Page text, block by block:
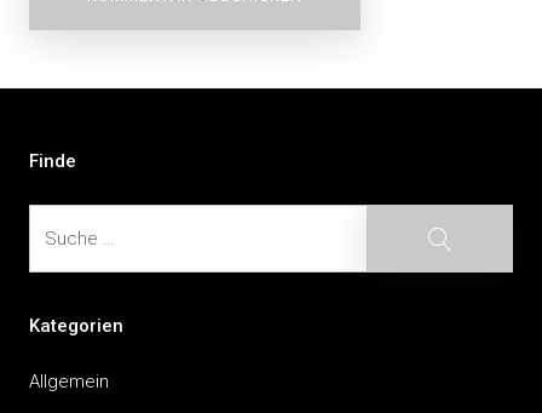
Finde
Suche
Kategorien
Allgemein